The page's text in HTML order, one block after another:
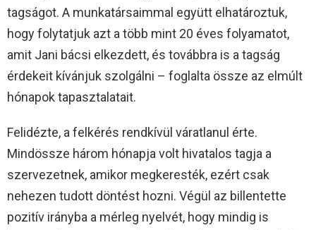
tagságot. A munkatársaimmal együtt elhatároztuk,
hogy folytatjuk azt a több mint 20 éves folyamatot,
amit Jani bácsi elkezdett, és továbbra is a tagság
érdekeit kívánjuk szolgálni – foglalta össze az elmúlt
hónapok tapasztalatait.
Felidézte, a felkérés rendkívül váratlanul érte.
Mindössze három hónapja volt hivatalos tagja a
szervezetnek, amikor megkeresték, ezért csak
nehezen tudott döntést hozni. Végül az billentette
pozitív irányba a mérleg nyelvét, hogy mindig is